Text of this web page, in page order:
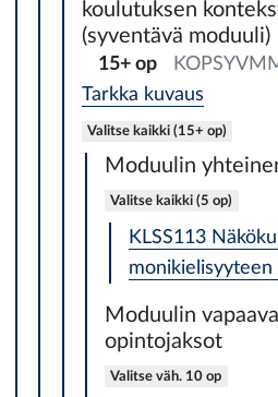
koulutuksen
(syventävä moduuli)
15+ op
Tarkka kuvaus
Valitse kaikki (15+ op)
Moduulin
Valitse kaikki (5 op)
KLSS113
monikielisyyteen
Moduulin
opintojaksot
Valitse väh. 10 op